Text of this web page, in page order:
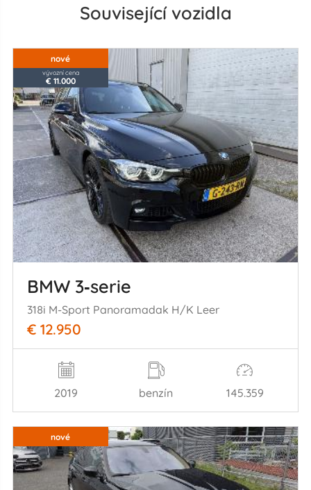
Související vozidla
nové
vývozní cena
€ 11.000
BMW 3‑serie
318i M-Sport Panoramadak H/K Leer
€ 12.950
2019 benzín 145.359
nové